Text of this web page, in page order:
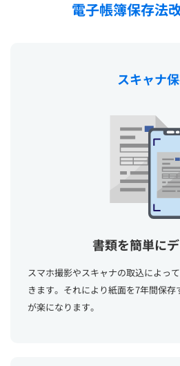
電子帳簿保存法
スキャナ
書類を簡単に
スマホ撮影やスキャナの取込によっ
きます。それにより紙面を7年間保
が楽になります。